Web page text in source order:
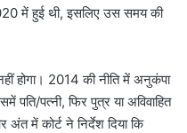
में हुई थी, इसलिए उस समय की
होगा। 2014 की नीति में अनुकंपा
पति/पत्नी, फिर पुत्र या अविवाहित
में कोर्ट ने निर्देश दिया कि